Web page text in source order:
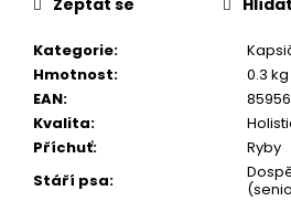
Kategorie:
Hmotnost:
0.3 kg
EAN:
Kvalita:
Příchuť:
Ryby
Stáří psa:
č
u
e
m
e